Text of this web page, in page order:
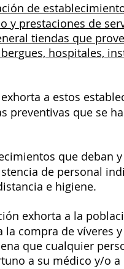
de
y prestaciones de
tiendas que
hospitales,
a estos
preventivas que se
que deban
de personal
e higiene.
exhorta a la
compra de víveres
que cualquier
a su médico y/o